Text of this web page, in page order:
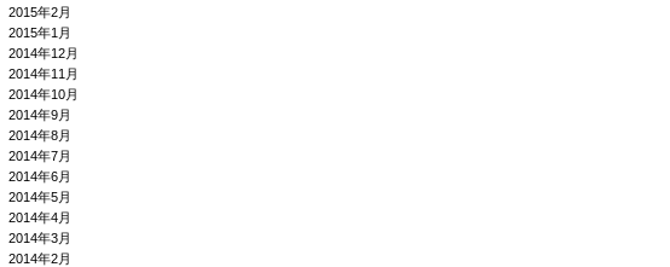
2015年2月
2015年1月
2014年12月
2014年11月
2014年10月
2014年9月
2014年8月
2014年7月
2014年6月
2014年5月
2014年4月
2014年3月
2014年2月